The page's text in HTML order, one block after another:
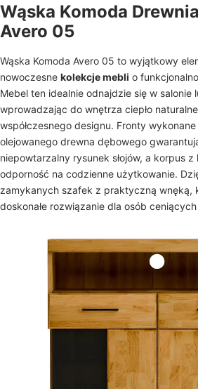
Wąska Komoda
Avero 05
Wąska Komoda Avero 05 to wyjątkowy
nowoczesne kolekcje mebli o
Mebel ten idealnie odnajdzie się w salonie
wprowadzając do wnętrza ciepło
współczesnego designu. Fronty
olejowanego drewna dębowego
niepowtarzalny rysunek słojów, a korpus
odporność na codzienne użytkowanie.
zamykanych szafek z praktyczną wnęką,
doskonałe rozwiązanie dla osób